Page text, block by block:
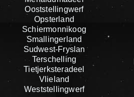
Ooststellingwerf
Opsterland
Schiermonnikoog
Smallingerland
Sudwest-Fryslan
Terschelling
Tietjerksteradeel
Vlieland
Weststellingwerf